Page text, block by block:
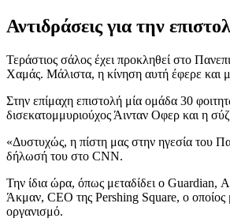
Αντιδράσεις για την
Τεράστιος σάλος έχει προκληθεί στο
Χαμάς. Μάλιστα, η κίνηση αυτή έφερε και
Στην επίμαχη επιστολή μία ομάδα 30
δισεκατομμυριούχος Άινταν Οφερ και η
«Δυστυχώς, η πίστη μας στην ηγεσία του
δήλωσή του στο CNN.
Την ίδια ώρα, όπως μεταδίδει ο Guardian,
Άκμαν, CEO της Pershing Square, ο οποίος
οργανισμό.